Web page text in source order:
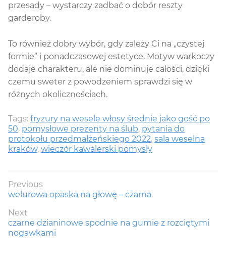
przesady – wystarczy zadbać o dobór reszty
garderoby.
To również dobry wybór, gdy zależy Ci na „czystej
formie” i ponadczasowej estetyce. Motyw warkoczy
dodaje charakteru, ale nie dominuje całości, dzięki
czemu sweter z powodzeniem sprawdzi się w
różnych okolicznościach.
Tags: fryzury na wesele włosy średnie jako gość po
50, pomysłowe prezenty na ślub, pytania do
protokołu przedmałżeńskiego 2022, sala weselna
kraków, wieczór kawalerski pomysły
Nawigacja
wpisu
Previous
Previous
welurowa opaska na głowę – czarna
Next
Next
post:
czarne dzianinowe spodnie na gumie z rozciętymi
nogawkami